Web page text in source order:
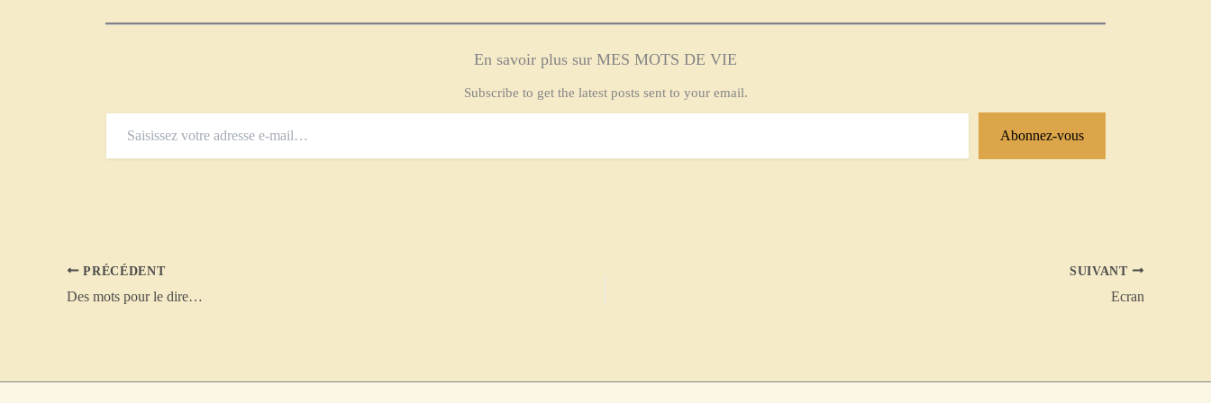
En savoir plus sur MES MOTS DE VIE
Subscribe to get the latest posts sent to your email.
votre
adresse
Abonnez-vous
PRÉCÉDENT
Des mots pour le dire…
SUIVANT
Ecran